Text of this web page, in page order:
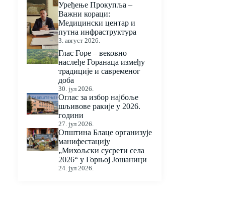
Уређење Прокупља –
Важни кораци:
Медицински центар и
путна инфраструктура
3. август 2026.
Глас Горе – вековно
наслеђе Горанаца између
традиције и савременог
доба
30. јул 2026.
Оглас за избор најбоље
шљивове ракије у 2026.
години
27. јул 2026.
Општина Блаце организује
манифестацију
„Михољски сусрети села
2026“ у Горњој Јошаници
24. јул 2026.